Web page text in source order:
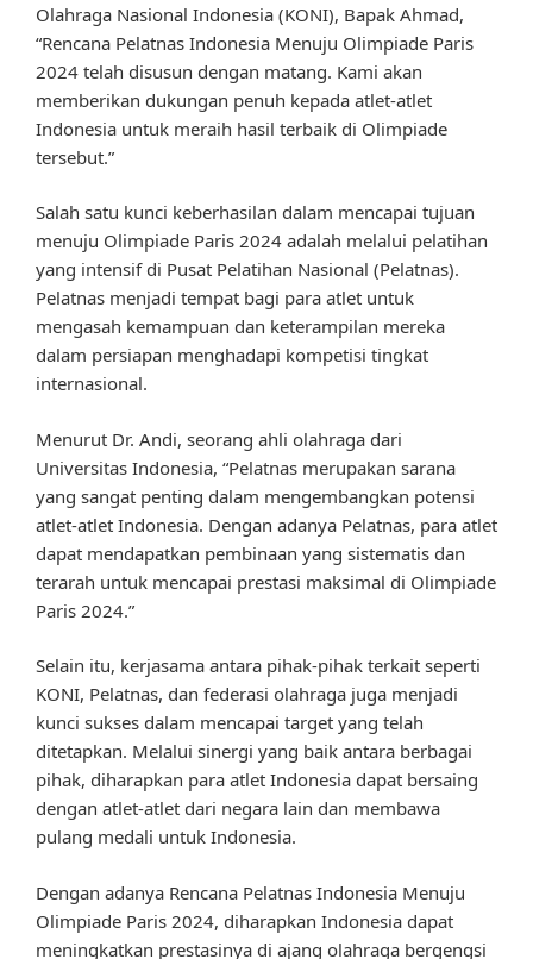
Olahraga Nasional Indonesia (KONI), Bapak Ahmad,
“Rencana Pelatnas Indonesia Menuju Olimpiade Paris
2024 telah disusun dengan matang. Kami akan
memberikan dukungan penuh kepada atlet-atlet
Indonesia untuk meraih hasil terbaik di Olimpiade
tersebut.”
Salah satu kunci keberhasilan dalam mencapai tujuan
menuju Olimpiade Paris 2024 adalah melalui pelatihan
yang intensif di Pusat Pelatihan Nasional (Pelatnas).
Pelatnas menjadi tempat bagi para atlet untuk
mengasah kemampuan dan keterampilan mereka
dalam persiapan menghadapi kompetisi tingkat
internasional.
Menurut Dr. Andi, seorang ahli olahraga dari
Universitas Indonesia, “Pelatnas merupakan sarana
yang sangat penting dalam mengembangkan potensi
atlet-atlet Indonesia. Dengan adanya Pelatnas, para atlet
dapat mendapatkan pembinaan yang sistematis dan
terarah untuk mencapai prestasi maksimal di Olimpiade
Paris 2024.”
Selain itu, kerjasama antara pihak-pihak terkait seperti
KONI, Pelatnas, dan federasi olahraga juga menjadi
kunci sukses dalam mencapai target yang telah
ditetapkan. Melalui sinergi yang baik antara berbagai
pihak, diharapkan para atlet Indonesia dapat bersaing
dengan atlet-atlet dari negara lain dan membawa
pulang medali untuk Indonesia.
Dengan adanya Rencana Pelatnas Indonesia Menuju
Olimpiade Paris 2024, diharapkan Indonesia dapat
meningkatkan prestasinya di ajang olahraga bergengsi